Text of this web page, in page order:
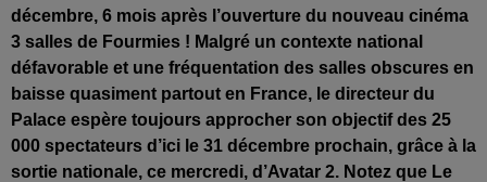
décembre, 6 mois après l’ouverture du nouveau cinéma
3 salles de Fourmies ! Malgré un contexte national
défavorable et une fréquentation des salles obscures en
baisse quasiment partout en France, le directeur du
Palace espère toujours approcher son objectif des 25
000 spectateurs d’ici le 31 décembre prochain, grâce à la
sortie nationale, ce mercredi, d’Avatar 2. Notez que Le